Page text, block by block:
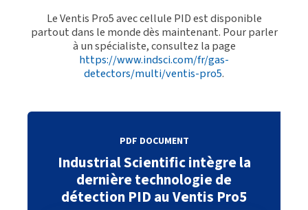
Le Ventis Pro5 avec cellule PID est disponible
partout dans le monde dès maintenant. Pour parler
à un spécialiste, consultez la page
https://www.indsci.com/fr/gas-
detectors/multi/ventis-pro5.
PDF DOCUMENT
Industrial Scientific intègre la
dernière technologie de
détection PID au Ventis Pro5